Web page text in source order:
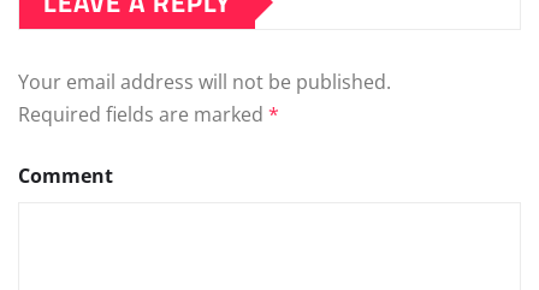
Your email address will not be published.
Required fields are marked *
Comment